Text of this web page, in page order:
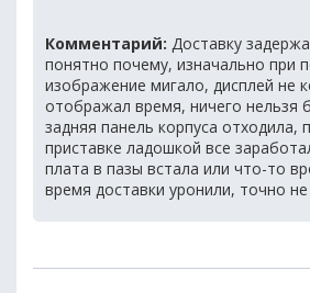
Комментарий: Доставку
понятно почему, изначально при
изображение мигало, дисплей не
отображал время, ничего нельзя
задняя панель корпуса отходила,
приставке ладошкой все
плата в пазы встала или что-то
время доставки уронили, точно